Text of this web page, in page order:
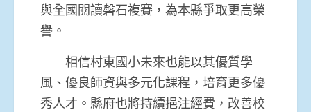
與全國閱讀磐石複賽，為本縣爭取更高榮
譽。
相信村東國小未來也能以其優質學
風、優良師資與多元化課程，培育更多優
秀人才。縣府也將持續挹注經費，改善校